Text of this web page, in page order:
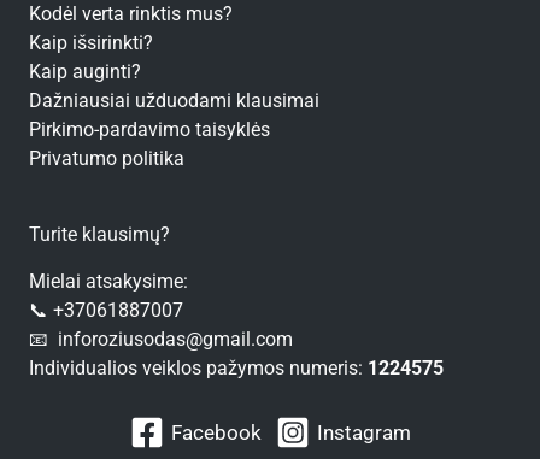
Kodėl verta rinktis mus?
Kaip išsirinkti?
Kaip auginti?
Dažniausiai užduodami klausimai
Pirkimo-pardavimo taisyklės
Privatumo politika
Turite klausimų?
Mielai atsakysime:
📞 +37061887007
📧 inforoziusodas@gmail.com
Individualios veiklos pažymos numeris: 1224575
Facebook Instagram